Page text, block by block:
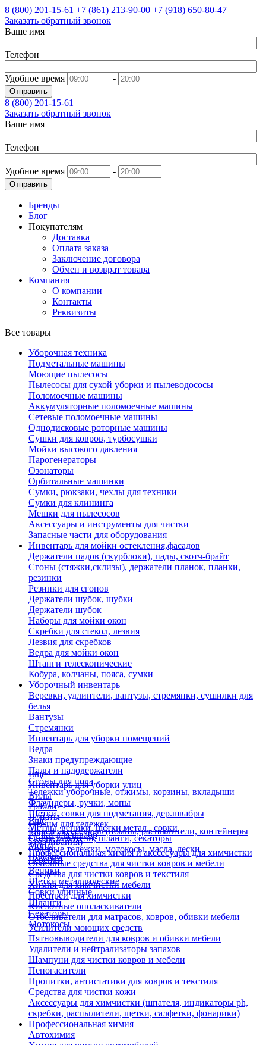
8 (800) 201-15-61 +7 (861) 213-90-00 +7 (918) 650-80-47
Заказать обратный звонок
Ваше имя
Телефон
Удобное время -
Отправить
8 (800) 201-15-61
Заказать обратный звонок
Ваше имя
Телефон
Удобное время -
Отправить
Бренды
Блог
Покупателям
Доставка
Оплата заказа
Заключение договора
Обмен и возврат товара
Компания
О компании
Контакты
Реквизиты
Все товары
Уборочная техника
Подметальные машины
Моющие пылесосы
Пылесосы для сухой уборки и пылеводососы
Поломоечные машины
Аккумуляторные поломоечные машины
Сетевые поломоечные машины
Однодисковые роторные машины
Сушки для ковров, турбосушки
Мойки высокого давления
Парогенераторы
Озонаторы
Орбитальные машинки
Сумки, рюкзаки, чехлы для техники
Сумки для клининга
Мешки для пылесосов
Аксессуары и инструменты для чистки
Запасные части для оборудования
Инвентарь для мойки остекления,фасадов
Держатели падов (скурблоки), пады, скотч-брайт
Сгоны (стяжки,склизы), держатели планок, планки,
резинки
Резинки для сгонов
Держатели шубок, шубки
Держатели шубок
Наборы для мойки окон
Скребки для стекол, лезвия
Лезвия для скребков
Ведра для мойки окон
Штанги телескопические
Кобура, колчаны, пояса, сумки
Уборочный инвентарь
Веревки, удлинтели, вантузы, стремянки, сушилки для
белья
Вантузы
Стремянки
Инвентарь для уборки помещений
Ведра
Знаки предупреждающие
Пады и падодержатели
Сгоны для пола
Тележки уборочные, отжимы, корзины, вкладыши
Флаундеры, ручки, мопы
Щетки, совки для подметания, дер.швабры
Отжим для тележек
Ручки для швабр
Мопы
Швабры
Еще
Инвентарь для уборки улиц
Вилы
Грабли
Лопаты
Метлы, веники, щетки метал., совки
Опрыскиватели, шланги, секаторы
Садовые тележки, мотокосы, масла, лески
Черенки
Веники
Щетки металлические
Совки уличные
Шланги
Секаторы
Мотокосы
Еще
Тара и аксессуары (помпы, распылители, контейнеры
замачивания)
Профессиональная химия и акссесуары для химчистки
Основные средства для чистки ковров и мебели
Средства для чистки ковров и текстиля
Химия для химчистки мебели
Преспреи для химчистки
Кислотные ополаскиватели
Отбеливатели для матрасов, ковров, обивки мебели
Усилители моющих средств
Пятновыводители для ковров и обивки мебели
Удалители и нейтрализаторы запахов
Шампуни для чистки ковров и мебели
Пеногасители
Пропитки, антистатики для ковров и текстиля
Средства для чистки кожи
Аксессуары для химчистки (шпателя, индикаторы ph,
скребки, распылители, щетки, салфетки, фонарики)
Профессиональная химия
Автохимия